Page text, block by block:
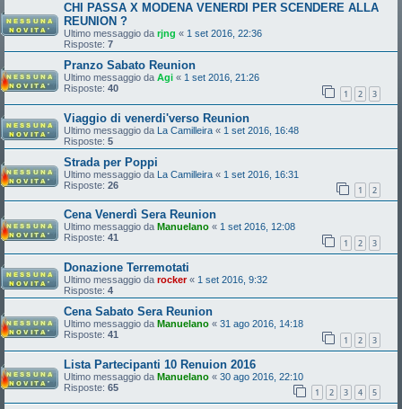
CHI PASSA X MODENA VENERDI PER SCENDERE ALLA
REUNION ?
Ultimo messaggio da rjng « 1 set 2016, 22:36
Risposte: 7
Pranzo Sabato Reunion
Ultimo messaggio da Agi « 1 set 2016, 21:26
Risposte: 40 1 2 3
Viaggio di venerdi'verso Reunion
Ultimo messaggio da La Camilleira « 1 set 2016, 16:48
Risposte: 5
Strada per Poppi
Ultimo messaggio da La Camilleira « 1 set 2016, 16:31
Risposte: 26 1 2
Cena Venerdì Sera Reunion
Ultimo messaggio da Manuelano « 1 set 2016, 12:08
Risposte: 41 1 2 3
Donazione Terremotati
Ultimo messaggio da rocker« 1 set 2016, 9:32
Risposte: 4
Cena Sabato Sera Reunion
Ultimo messaggio da Manuelano « 31 ago 2016, 14:18
Risposte: 41 1 2 3
Lista Partecipanti 10 Renuion 2016
Ultimo messaggio da Manuelano « 30 ago 2016, 22:10
Risposte: 65 1 2 3 4 5